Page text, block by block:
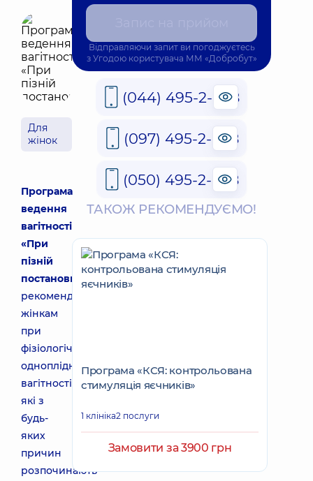
Для
жінок
Програма
ведення
вагітності
«При
пізній
постановці»
рекомендована
жінкам
при
фізіологічній
одноплідній
вагітності,
які з
будь-
яких
причин
розпочинають
Відправляючи запит ви погоджуєтесь
з Угодою користувача ММ «Добробут»
(044) 495-2-888
(097) 495-2-888
(050) 495-2-888
ТАКОЖ РЕКОМЕНДУЄМО!
Програма «КСЯ: контрольована
стимуляція яєчників»
1 клініка2 послуги
Замовити за 3900 грн